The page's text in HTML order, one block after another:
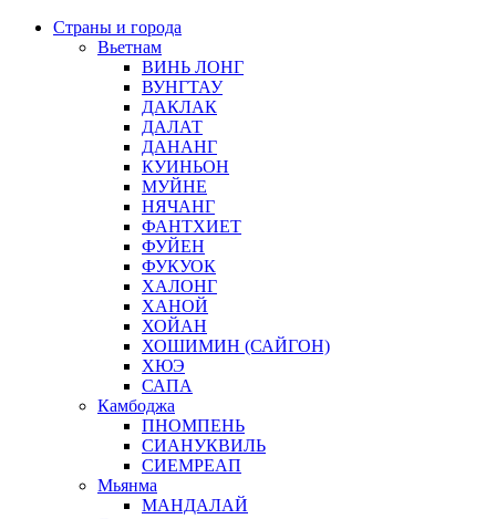
Страны и города
Вьетнам
ВИНЬ ЛОНГ
ВУНГТАУ
ДАКЛАК
ДАЛАТ
ДАНАНГ
КУИНЬОН
МУЙНЕ
НЯЧАНГ
ФАНТХИЕТ
ФУЙЕН
ФУКУОК
ХАЛОНГ
ХАНОЙ
ХОЙАН
ХОШИМИН (САЙГОН)
ХЮЭ
САПА
Камбоджа
ПНОМПЕНЬ
СИАНУКВИЛЬ
СИЕМРЕАП
Мьянма
МАНДАЛАЙ